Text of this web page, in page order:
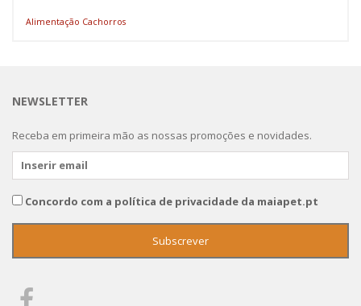
Alimentação Cachorros
NEWSLETTER
Receba em primeira mão as nossas promoções e novidades.
Concordo com a política de privacidade da maiapet.pt